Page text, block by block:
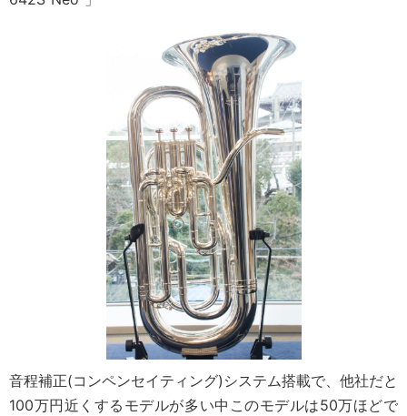
音程補正(コンペンセイティング)システム搭載で、他社だと
100万円近くするモデルが多い中このモデルは50万ほどで